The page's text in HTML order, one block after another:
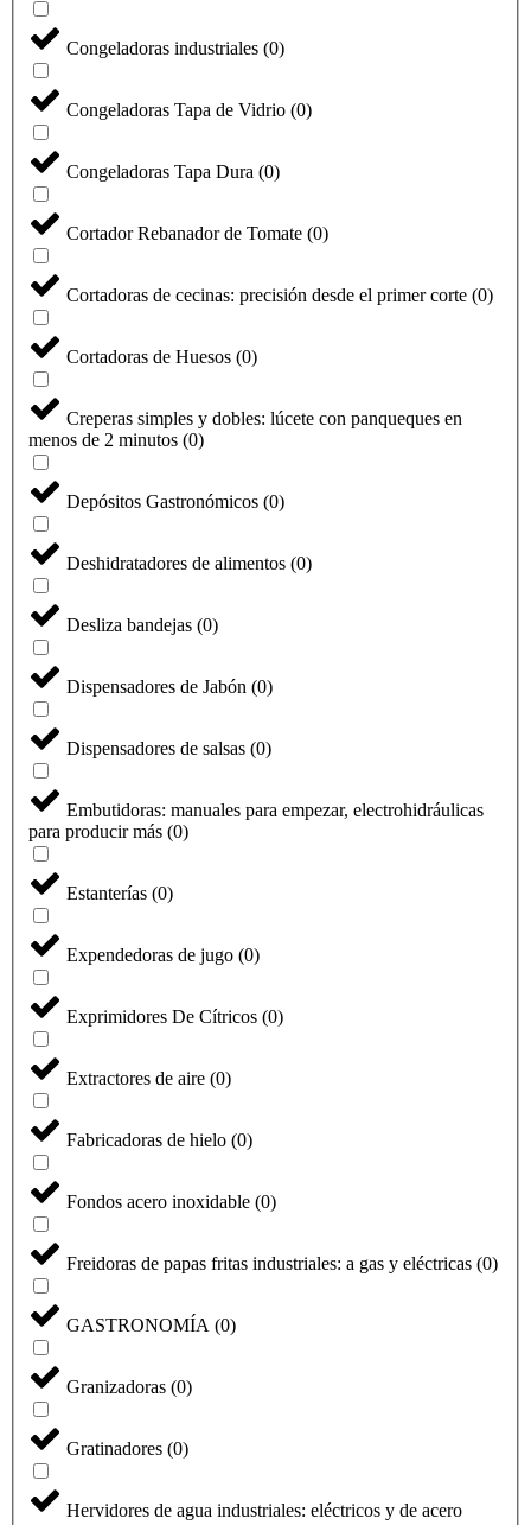
Congeladoras industriales (0)
Congeladoras Tapa de Vidrio (0)
Congeladoras Tapa Dura (0)
Cortador Rebanador de Tomate (0)
Cortadoras de cecinas: precisión desde el primer corte (0)
Cortadoras de Huesos (0)
Creperas simples y dobles: lúcete con panqueques en
menos de 2 minutos (0)
Depósitos Gastronómicos (0)
Deshidratadores de alimentos (0)
Desliza bandejas (0)
Dispensadores de Jabón (0)
Dispensadores de salsas (0)
Embutidoras: manuales para empezar, electrohidráulicas
para producir más (0)
Estanterías (0)
Expendedoras de jugo (0)
Exprimidores De Cítricos (0)
Extractores de aire (0)
Fabricadoras de hielo (0)
Fondos acero inoxidable (0)
Freidoras de papas fritas industriales: a gas y eléctricas (0)
GASTRONOMÍA (0)
Granizadoras (0)
Gratinadores (0)
Hervidores de agua industriales: eléctricos y de acero